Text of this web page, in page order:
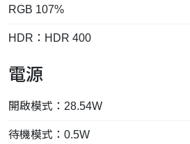
RGB 107%
HDR：HDR 400
電源
開啟模式：28.54W
待機模式：0.5W